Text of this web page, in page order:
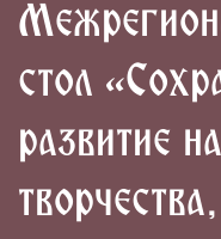
стол
развитие